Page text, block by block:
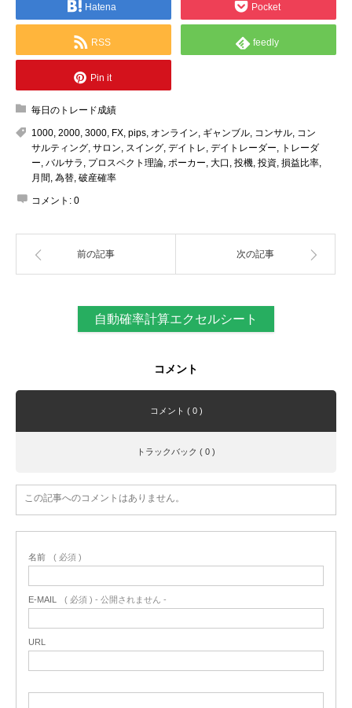
Hatena Pocket
RSS feedly
Pin it
毎日のトレード成績
1000 2000 3000 FX pips オンライン ギャンブル コンサル コン
サルティング サロン スイング デイトレ デイトレーダー
トレーダ
ー バルサラ プロスペクト理論 ポーカー 大口 投機 投資 損益比率
月間 為替 破産確率
コメント: 0
前の記事 次の記事
自動確率計算エクセルシート
コメント
コメント ( 0 )
トラックバック ( 0 )
この記事へのコメントはありません。
名前 ( 必須 )
E-MAIL ( 必須 ) - 公開されません -
URL